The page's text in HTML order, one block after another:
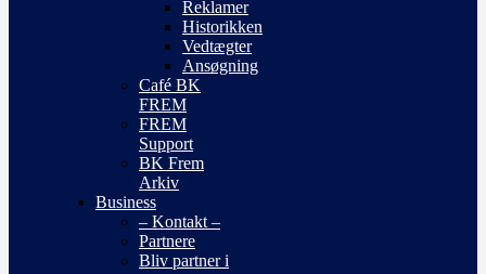
Reklamer
Historikken
Vedtægter
Ansøgning
Café BK
FREM
FREM
Support
BK Frem
Arkiv
Business
– Kontakt –
Partnere
Bliv partner i